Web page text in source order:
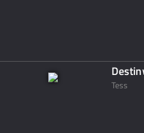
Tess